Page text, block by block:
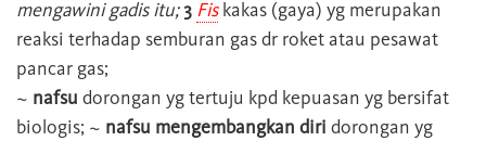
mengawini gadis itu;3 Fiskakas (gaya) yg merupakan
reaksi terhadap semburan gas dr roket atau pesawat
pancar gas;
~ nafsu dorongan yg tertuju kpd kepuasan yg bersifat
biologis; ~ nafsu mengembangkan diri dorongan yg